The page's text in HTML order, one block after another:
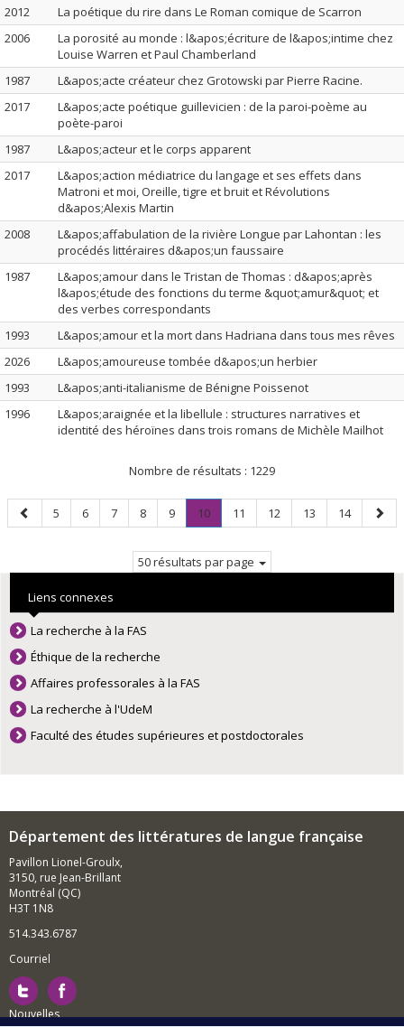
2012
La poétique du rire dans Le Roman comique de Scarron
2006
La porosité au monde : l&apos;écriture de l&apos;intime chez
Louise Warren et Paul Chamberland
1987
L&apos;acte créateur chez Grotowski par Pierre Racine.
2017
L&apos;acte poétique guillevicien : de la paroi-poème au
poète-paroi
1987
L&apos;acteur et le corps apparent
2017
L&apos;action médiatrice du langage et ses effets dans
Matroni et moi, Oreille, tigre et bruit et Révolutions
d&apos;Alexis Martin
2008
L&apos;affabulation de la rivière Longue par Lahontan : les
procédés littéraires d&apos;un faussaire
1987
L&apos;amour dans le Tristan de Thomas : d&apos;après
l&apos;étude des fonctions du terme &quot;amur&quot; et
des verbes correspondants
1993
L&apos;amour et la mort dans Hadriana dans tous mes rêves
2026
L&apos;amoureuse tombée d&apos;un herbier
1993
L&apos;anti-italianisme de Bénigne Poissenot
1996
L&apos;araignée et la libellule : structures narratives et
identité des héroïnes dans trois romans de Michèle Mailhot
Nombre de résultats : 1229
Page
précédente
Page
5 Page
6 Page
7 Page
8 Page
9 Page
10.
Page
Page
11 Page
12 Page
13 Page
14
Page
50 résultats par page
Liens connexes
La recherche à la FAS
Éthique de la recherche
Affaires professorales à la FAS
La recherche à l'UdeM
Faculté des études supérieures et postdoctorales
Département des littératures de langue française
Pavillon Lionel-Groulx,
3150, rue Jean-Brillant
Montréal (QC)
H3T 1N8
514.343.6787
Courriel
Nouvelles